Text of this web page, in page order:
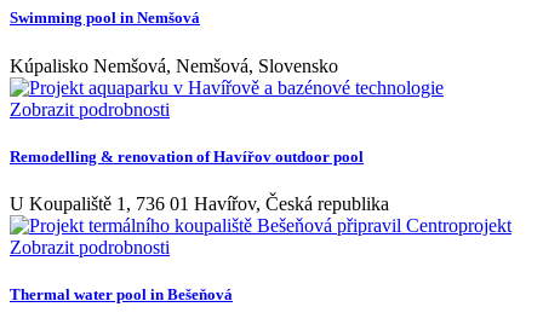
Swimming pool in Nemšová
Kúpalisko Nemšová, Nemšová, Slovensko
Zobrazit podrobnosti
Remodelling & renovation of Havířov outdoor pool
U Koupaliště 1, 736 01 Havířov, Česká republika
Zobrazit podrobnosti
Thermal water pool in Bešeňová